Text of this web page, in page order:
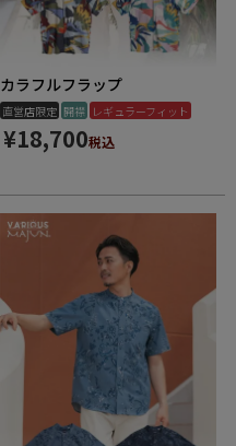
カラフルフラップ
直営店限定 開襟 レギュラーフィット
¥18,700税込